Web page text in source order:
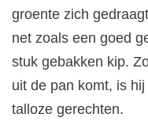
groente zich
net zoals een goed
stuk gebakken kip.
uit de pan komt, is
talloze gerechten.